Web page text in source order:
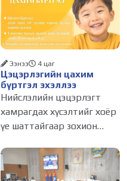
Цэцэрлэгийн цахим
бүртгэл эхэллээ
Ээнээ 4 цаг
Нийслэлийн цэцэрлэгт
хамрагдах хүсэлтийг хоёр
үе шаттайгаар зохион
элсэлтийн бүртгэл
өнөөдөр буюу 2026 оны 8